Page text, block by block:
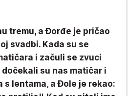
tremu, a Đorđe je pričao
svadbi. Kada su se
i začuli se zvuci
dočekali su nas matičar i
lentama, a Đole je rekao: